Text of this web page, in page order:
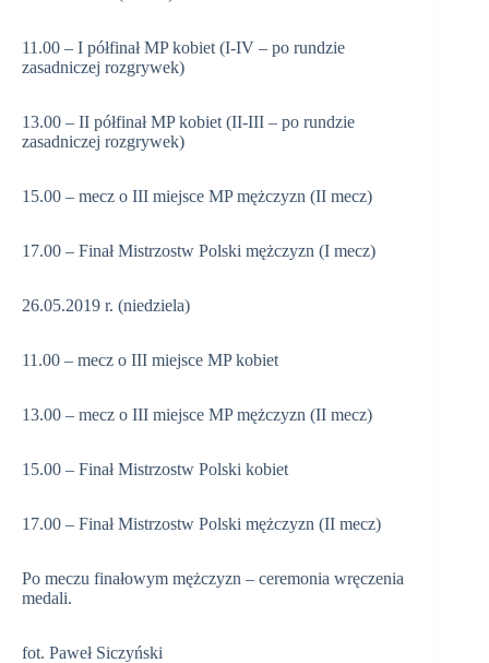
11.00 – I półfinał MP kobiet (I-IV – po rundzie
zasadniczej rozgrywek)
13.00 – II półfinał MP kobiet (II-III – po rundzie
zasadniczej rozgrywek)
15.00 – mecz o III miejsce MP mężczyzn (II mecz)
17.00 – Finał Mistrzostw Polski mężczyzn (I mecz)
26.05.2019 r. (niedziela)
11.00 – mecz o III miejsce MP kobiet
13.00 – mecz o III miejsce MP mężczyzn (II mecz)
15.00 – Finał Mistrzostw Polski kobiet
17.00 – Finał Mistrzostw Polski mężczyzn (II mecz)
Po meczu finałowym mężczyzn – ceremonia wręczenia
medali.
fot. Paweł Siczyński